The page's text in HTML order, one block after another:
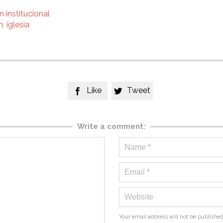
institucional
iglesia
 Like  Tweet
Write a comment:
Your email address will not be